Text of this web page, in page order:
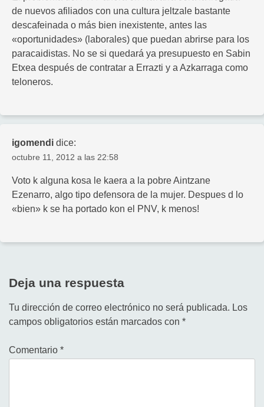
de nuevos afiliados con una cultura jeltzale bastante
descafeinada o más bien inexistente, antes las
«oportunidades» (laborales) que puedan abrirse para los
paracaidistas. No se si quedará ya presupuesto en Sabin
Etxea después de contratar a Errazti y a Azkarraga como
teloneros.
igomendi dice:
octubre 11, 2012 a las 22:58
Voto k alguna kosa le kaera a la pobre Aintzane
Ezenarro, algo tipo defensora de la mujer. Despues d lo
«bien» k se ha portado kon el PNV, k menos!
Deja una respuesta
Tu dirección de correo electrónico no será publicada. Los
campos obligatorios están marcados con *
Comentario *